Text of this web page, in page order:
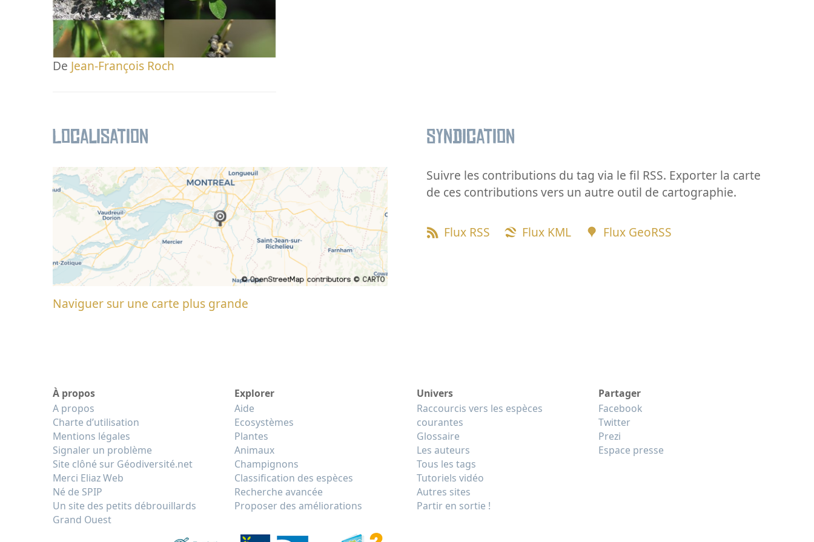
De Jean-François Roch
Localisation
Naviguer sur une carte plus grande
Syndication
Suivre les contributions du tag via le fil RSS. Exporter la carte
de ces contributions vers un autre outil de cartographie.
Flux RSS Flux KML Flux GeoRSS
À propos
A propos
Charte d’utilisation
Mentions légales
Signaler un problème
Site clôné sur Géodiversité.net
Merci Eliaz Web
Né de SPIP
Un site des petits débrouillards
Grand Ouest
Explorer
Aide
Ecosystèmes
Plantes
Animaux
Champignons
Classification des espèces
Recherche avancée
Proposer des améliorations
Univers
Raccourcis vers les espèces
courantes
Glossaire
Les auteurs
Tous les tags
Tutoriels vidéo
Autres sites
Partir en sortie !
Partager
Facebook
Twitter
Prezi
Espace presse